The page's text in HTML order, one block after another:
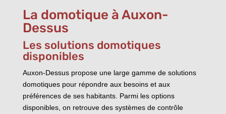
La domotique à Auxon-
Dessus
Les solutions domotiques
disponibles
Auxon-Dessus propose une large gamme de solutions
domotiques pour répondre aux besoins et aux
préférences de ses habitants. Parmi les options
disponibles, on retrouve des systèmes de contrôle